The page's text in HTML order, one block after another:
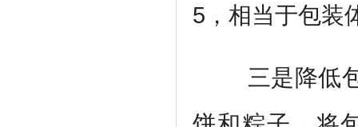
5 ，相当于包装
三是降低